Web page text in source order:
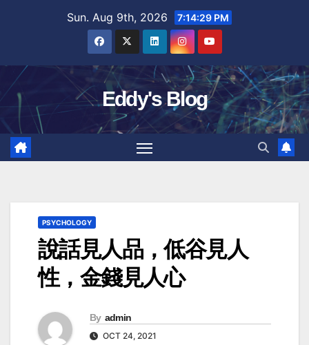
Sun. Aug 9th, 2026 7:14:30 PM
Eddy's Blog
PSYCHOLOGY
說話見人品，低谷見人
性，金錢見人心
By admin
OCT 24, 2021